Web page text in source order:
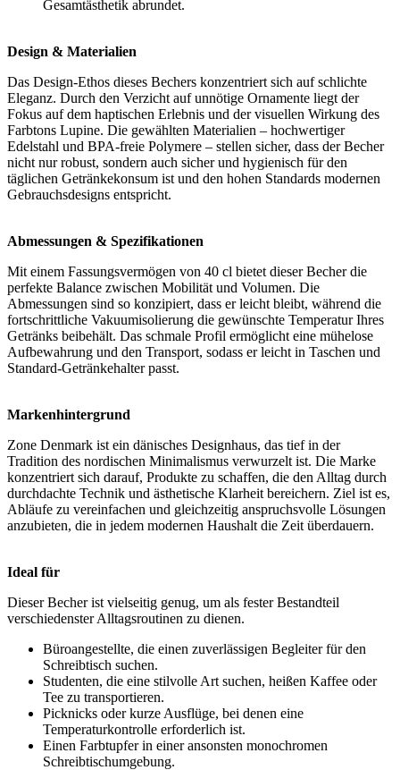
Gesamtästhetik abrundet.
Design & Materialien
Das Design-Ethos dieses Bechers konzentriert sich auf schlichte
Eleganz. Durch den Verzicht auf unnötige Ornamente liegt der
Fokus auf dem haptischen Erlebnis und der visuellen Wirkung des
Farbtons Lupine. Die gewählten Materialien – hochwertiger
Edelstahl und BPA-freie Polymere – stellen sicher, dass der Becher
nicht nur robust, sondern auch sicher und hygienisch für den
täglichen Getränkekonsum ist und den hohen Standards modernen
Gebrauchsdesigns entspricht.
Abmessungen & Spezifikationen
Mit einem Fassungsvermögen von 40 cl bietet dieser Becher die
perfekte Balance zwischen Mobilität und Volumen. Die
Abmessungen sind so konzipiert, dass er leicht bleibt, während die
fortschrittliche Vakuumisolierung die gewünschte Temperatur Ihres
Getränks beibehält. Das schmale Profil ermöglicht eine mühelose
Aufbewahrung und den Transport, sodass er leicht in Taschen und
Standard-Getränkehalter passt.
Markenhintergrund
Zone Denmark ist ein dänisches Designhaus, das tief in der
Tradition des nordischen Minimalismus verwurzelt ist. Die Marke
konzentriert sich darauf, Produkte zu schaffen, die den Alltag durch
durchdachte Technik und ästhetische Klarheit bereichern. Ziel ist es,
Abläufe zu vereinfachen und gleichzeitig anspruchsvolle Lösungen
anzubieten, die in jedem modernen Haushalt die Zeit überdauern.
Ideal für
Dieser Becher ist vielseitig genug, um als fester Bestandteil
verschiedenster Alltagsroutinen zu dienen.
Büroangestellte, die einen zuverlässigen Begleiter für den
Schreibtisch suchen.
Studenten, die eine stilvolle Art suchen, heißen Kaffee oder
Tee zu transportieren.
Picknicks oder kurze Ausflüge, bei denen eine
Temperaturkontrolle erforderlich ist.
Einen Farbtupfer in einer ansonsten monochromen
Schreibtischumgebung.